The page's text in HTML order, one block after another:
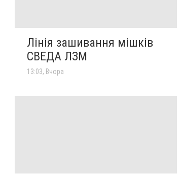
Лінія зашивання мішків
СВЕДА ЛЗМ
13:03, Вчора